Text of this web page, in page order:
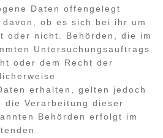
Daten offengelegt
ob es sich bei ihr um
oder nicht. Behörden, die im
Untersuchungsauftrags
oder dem Recht der
erhalten, gelten jedoch
die Verarbeitung dieser
Behörden erfolgt im